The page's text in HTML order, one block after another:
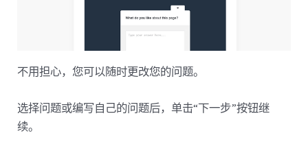
不用担心，您可以随时更改您的问题。
选择问题或编写自己的问题后，单击“下一步”按钮继
续。